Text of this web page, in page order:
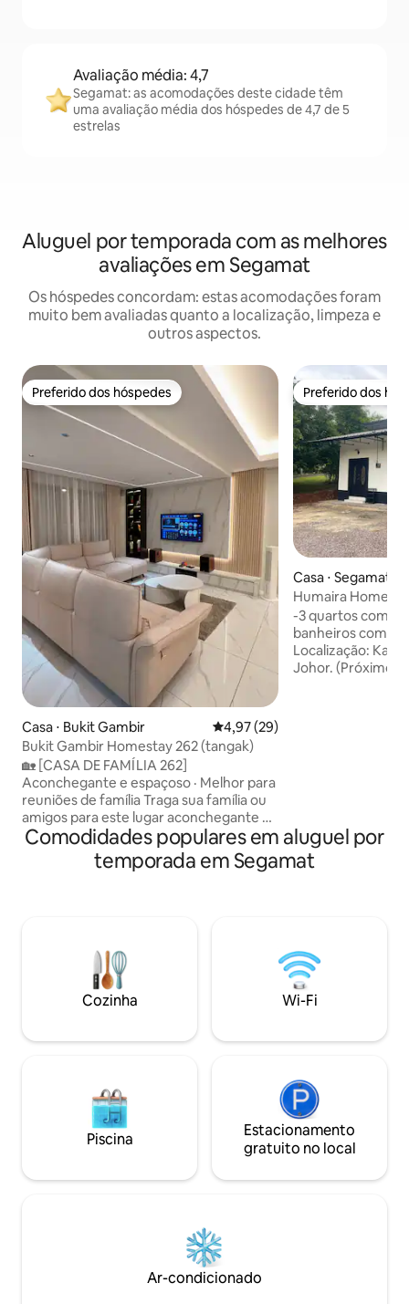
Avaliação média: 4,7
Segamat: as acomodações deste cidade têm
uma avaliação média dos hóspedes de 4,7 de 5
estrelas
Aluguel por temporada com as melhores
avaliações em Segamat
Os hóspedes concordam: estas acomodações foram
muito bem avaliadas quanto a localização, limpeza e
outros aspectos.
Preferido dos hóspedes
Preferido dos hóspedes
Casa ⋅ Bukit Gambir 4,97 de uma avaliação média
4,97 (29)
Bukit Gambir Homestay 262 (tangak)
🏡 [CASA DE FAMÍLIA 262]
Aconchegante e espaçoso · Melhor para
reuniões de família Traga sua família ou
amigos para este lugar aconchegante e
maravilhoso, Torne cada encontro
inesquecível ✨ ⚠️ BOMBA DE ÁGUA
instalada ⚠️ Para festas e buffets,
de uma cama extra, avise-nos com
antecedência para que possamos
providenciá-la para você. Agradecemos
a sua compreensão. 🙏) ✅ 4 quartos · 3
✅ Totalmente climatizado com 5 ares-
grupos ✅ Karaokê (com 2 microfones) ✅
Mesa de Mahjong, mesa de jantar para 6,
sofá confortável, cadeira de massagem,
etc. ✅ A cozinha está equipada com
lavar roupa e uma geladeira. ✅ Wi-Fi
pessoal essenciais são fornecidos 🚘 A
garagem pode acomodar 2 carros 📍
Funções da vida ao redor • Ninso • 99
Preferido dos
Preferido dos
Casa ⋅ Segamat
Humaira
banheiros
-3 quartos com
banheiros com
Localização:
Johor. (Próximo a
pratos/tigelas/
panelas, fogão
Comodidades populares em aluguel por
temporada em Segamat
Cozinha Wi-Fi
Piscina
Estacionamento
gratuito no local
Ar-condicionado